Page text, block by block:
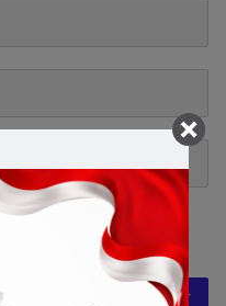
web saya pada
saya berikutnya.